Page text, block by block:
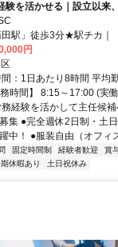
験を活かせる｜設立以来
駅」徒歩3分★駅チカ｜
円
：1日あたり8時間 平均
時間】 8:15～17:00 (実
経験を活かして主任候
集 ●完全週休2日制・土
中！ ●服装自由（オフィ
固定時間制 経験者歓迎 賞
休暇あり 土日祝休み